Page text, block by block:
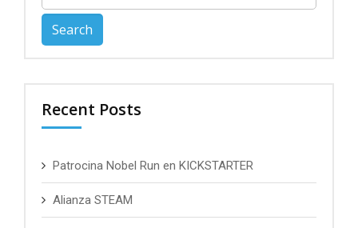
for:
Recent Posts
Patrocina Nobel Run en KICKSTARTER
Alianza STEAM